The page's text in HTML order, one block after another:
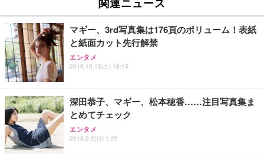
キング pc 事務椅子 360度回転 座面昇降 強化ナイロ
(黒網+黒枠+黒足)
￥5,699
SIHOO B100 オフィスチェア／デスクチェア メッシ
Sezlife オフィスチェア デスクチェア 疲れない テレ
ワーク チェア 強化バックレスト 30度ロッキング機
￥105,595
EIZO ビジネス向けプレミアムモニター | FlexScan
EV2740X-WT | 27.0型4K UHD・USB Type-C・ホワ
￥109,572
【純正品】27"ゲーミングモニター DualSense 充電
フック付き（CFI-ZDM1J）
回使い捨て 無香料 ホワイト 300枚
￥3,373
Amazonベーシック ペットシーツ 厚型 ワイド 42枚
ネオ・ルーライフ ネオ・オムツ L 中型犬用 26枚入
関連ニュース
マギー、3rd写真集は176頁のボリューム！表紙
と紙面カット先行解禁
エンタメ
2018.10.13(土) 18:13
深田恭子、マギー、松本穂香……注目写真集ま
とめてチェック
エンタメ
2018.9.2(日) 1:29